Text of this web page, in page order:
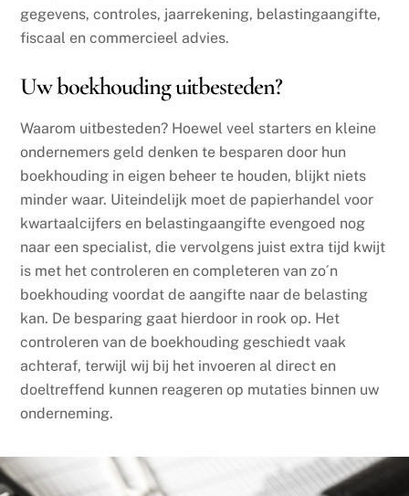
gegevens, controles, jaarrekening, belastingaangifte,
fiscaal en commercieel advies.
Uw boekhouding uitbesteden?
Waarom uitbesteden? Hoewel veel starters en kleine
ondernemers geld denken te besparen door hun
boekhouding in eigen beheer te houden, blijkt niets
minder waar. Uiteindelijk moet de papierhandel voor
kwartaalcijfers en belastingaangifte evengoed nog
naar een specialist, die vervolgens juist extra tijd kwijt
is met het controleren en completeren van zo´n
boekhouding voordat de aangifte naar de belasting
kan. De besparing gaat hierdoor in rook op. Het
controleren van de boekhouding geschiedt vaak
achteraf, terwijl wij bij het invoeren al direct en
doeltreffend kunnen reageren op mutaties binnen uw
onderneming.